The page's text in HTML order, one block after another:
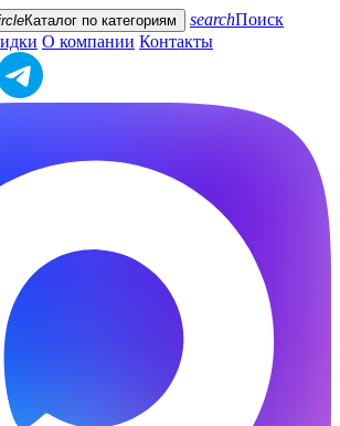
Каталог по категориям searchПоиск
О компании Контакты